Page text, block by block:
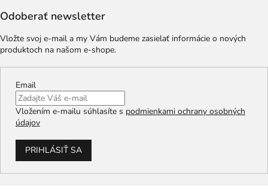
Odoberať newsletter
Vložte svoj e-mail a my Vám budeme zasielať informácie o nových
produktoch na našom e-shope.
Email
Vložením e-mailu súhlasíte s podmienkami ochrany osobných
údajov
PRIHLÁSIŤ SA